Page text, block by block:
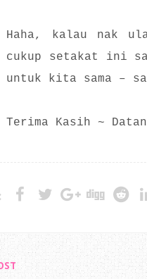
Haha, kalau nak
cukup setakat ini
untuk kita sama –
Terima Kasih ~